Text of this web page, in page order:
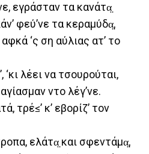
εγράσταν τα κανάτα̤
φεύ’νε τα κεραμύδα̤,
‘ς ση αύλιας ατ’ το
λέει να τσουρούται,
ντο λέγ’νε.
τρέ≤’ κ’ εβορίζ’ τον
ελάτα̤ και σφεντάμα̤,